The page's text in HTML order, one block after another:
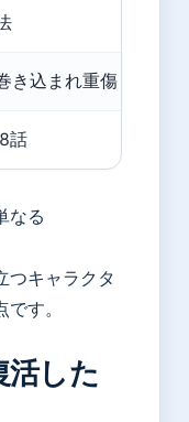
き込まれ重傷
話
なる
つキャラクタ
す。
した